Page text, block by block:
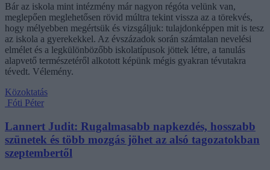
Bár az iskola mint intézmény már nagyon régóta velünk van,
meglepően meglehetősen rövid múltra tekint vissza az a törekvés,
hogy mélyebben megértsük és vizsgáljuk: tulajdonképpen mit is tesz
az iskola a gyerekekkel. Az évszázadok során számtalan nevelési
elmélet és a legkülönbözőbb iskolatípusok jöttek létre, a tanulás
alapvető természetéről alkotott képünk mégis gyakran tévutakra
tévedt. Vélemény.
Közoktatás
Fóti Péter
Lannert Judit: Rugalmasabb napkezdés, hosszabb
szünetek és több mozgás jöhet az alsó tagozatokban
szeptembertől